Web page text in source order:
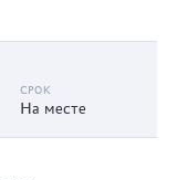
На месте